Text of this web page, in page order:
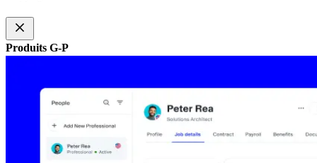
Produits G-P​​